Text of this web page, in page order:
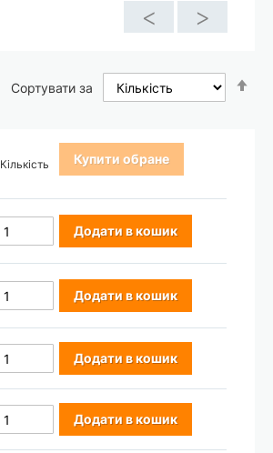
< >
Сортувати за
Кількість Купити обране
Додати в кошик
Додати в кошик
Додати в кошик
Додати в кошик